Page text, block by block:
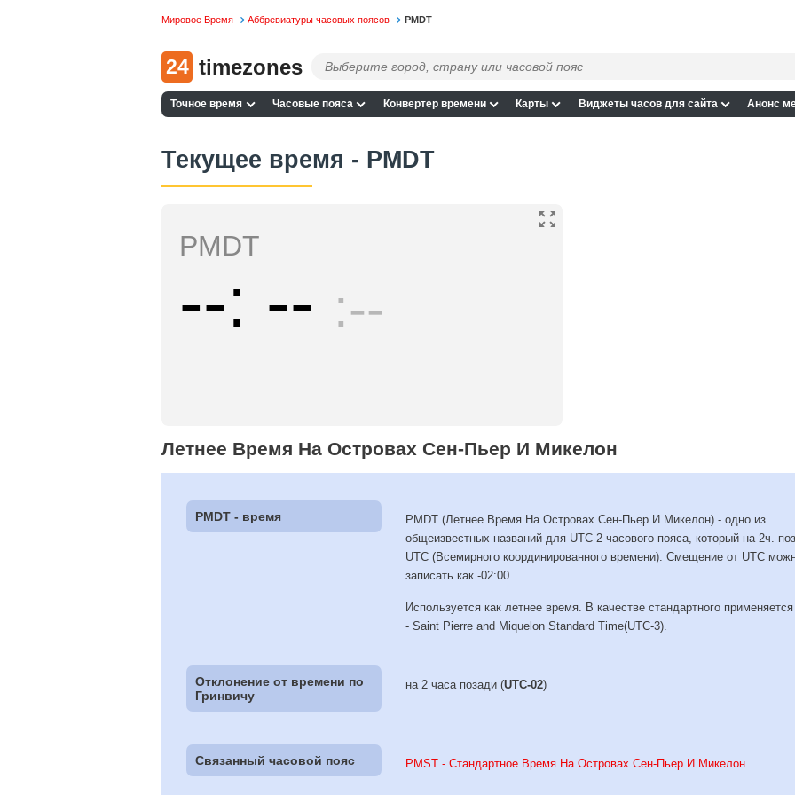
Мировое Время Аббревиатуры часовых поясов PMDT
24 timezones
Точное время Часовые пояса Конвертер времени Карты Виджеты часов для сайта Анонс
Текущее время - PMDT
PMDT
-- -- --
Летнее Время На Островах Сен-Пьер И Микелон
PMDT - время
PMDT (Летнее Время На Островах Сен-Пьер И Микелон) - одно из
общеизвестных названий для UTC-2 часового пояса, который на 2ч.
UTC (Всемирного координированного времени). Смещение от UTC
записать как -02:00.
Используется как летнее время. В качестве стандартного
- Saint Pierre and Miquelon Standard Time(UTC-3).
Отклонение от времени по
Гринвичу
на 2 часа позади (UTC-02)
Связанный часовой пояс PMST - Стандартное Время На Островах Сен-Пьер И Микелон